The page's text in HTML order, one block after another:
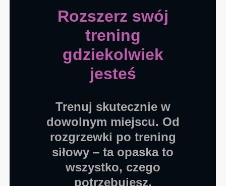
Rozszerz swój
trening
gdziekolwiek
jesteś
Trenuj skutecznie w
dowolnym miejscu. Od
rozgrzewki po trening
siłowy – ta opaska to
wszystko, czego
potrzebujesz.